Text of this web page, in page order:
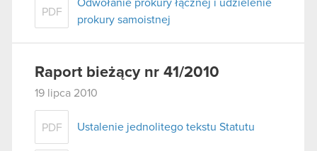
PDF
Odwołanie prokury łącznej i udzielenie
prokury samoistnej
Raport bieżący nr 41/2010
19 lipca 2010
PDF Ustalenie jednolitego tekstu Statutu